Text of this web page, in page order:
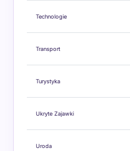
Technologie
Transport
Turystyka
Ukryte Zajawki
Uroda